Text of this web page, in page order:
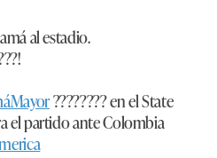
al estadio.
???????? en el State
el partido ante Colombia